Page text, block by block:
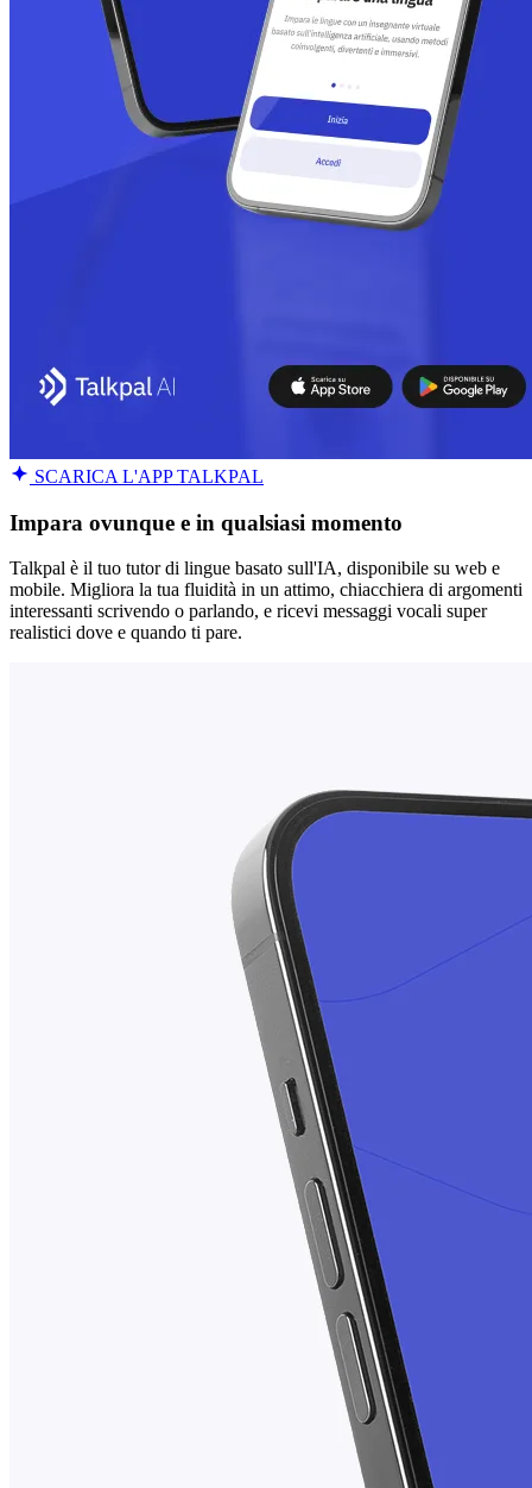
SCARICA L'APP TALKPAL
Impara ovunque e in qualsiasi momento
Talkpal è il tuo tutor di lingue basato sull'IA, disponibile su web e
mobile. Migliora la tua fluidità in un attimo, chiacchiera di argomenti
interessanti scrivendo o parlando, e ricevi messaggi vocali super
realistici dove e quando ti pare.